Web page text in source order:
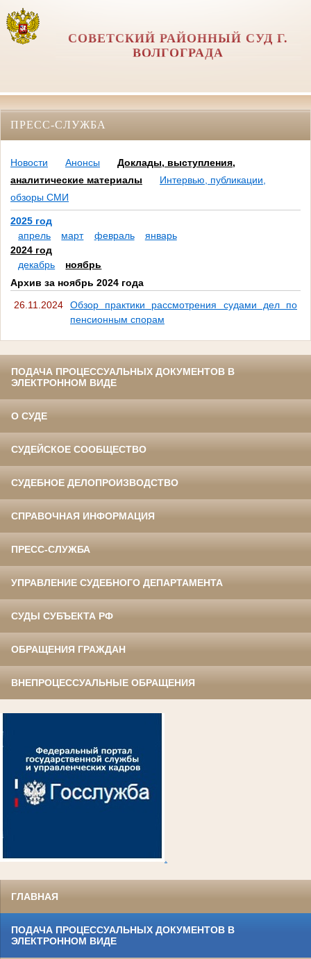
СОВЕТСКИЙ РАЙОННЫЙ СУД Г.
ВОЛГОГРАДА
ПРЕСС-СЛУЖБА
Новости Анонсы
Доклады, выступления,
аналитические материалы
Интервью, публикации,
обзоры СМИ
2025 год
апрель
март февраль
январь
2024 год
декабрь
ноябрь
Архив за ноябрь 2024 года
26.11.2024
Обзор практики рассмотрения судами дел по
пенсионным спорам
ПОДАЧА ПРОЦЕССУАЛЬНЫХ ДОКУМЕНТОВ В
ЭЛЕКТРОННОМ ВИДЕ
О СУДЕ
СУДЕЙСКОЕ СООБЩЕСТВО
СУДЕБНОЕ ДЕЛОПРОИЗВОДСТВО
СПРАВОЧНАЯ ИНФОРМАЦИЯ
ПРЕСС-СЛУЖБА
УПРАВЛЕНИЕ СУДЕБНОГО ДЕПАРТАМЕНТА
СУДЫ СУБЪЕКТА РФ
ОБРАЩЕНИЯ ГРАЖДАН
ВНЕПРОЦЕССУАЛЬНЫЕ ОБРАЩЕНИЯ
ГЛАВНАЯ
ПОДАЧА ПРОЦЕССУАЛЬНЫХ ДОКУМЕНТОВ В
ЭЛЕКТРОННОМ ВИДЕ